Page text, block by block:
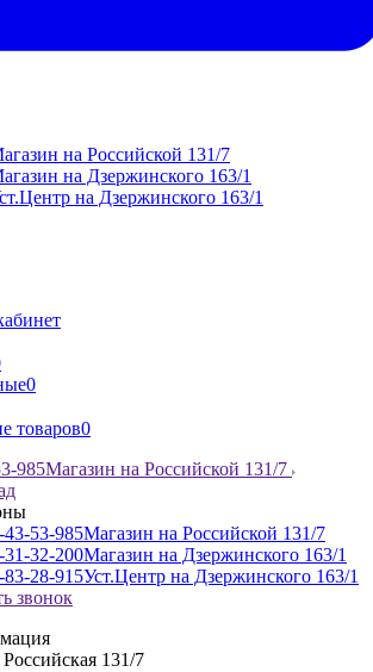
на Российской 131/7
на Дзержинского 163/1
на Дзержинского 163/1
0
товаров0
985Магазин на Российской 131/7
43-53-985Магазин на Российской 131/7
31-32-200Магазин на Дзержинского 163/1
83-28-915Уст.Центр на Дзержинского 163/1
звонок
131/7